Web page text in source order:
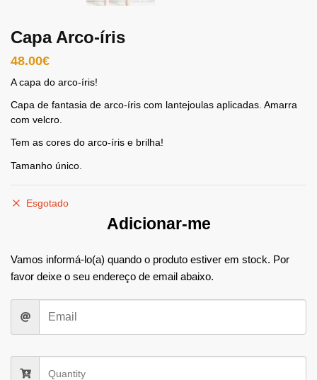
Capa Arco-íris
48.00€
A capa do arco-íris!
Capa de fantasia de arco-íris com lantejoulas aplicadas. Amarra
com velcro.
Tem as cores do arco-íris e brilha!
Tamanho único.
Esgotado
Adicionar-me
Vamos informá-lo(a) quando o produto estiver em stock. Por
favor deixe o seu endereço de email abaixo.